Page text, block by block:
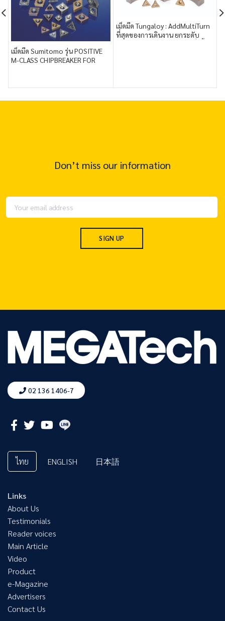
เม็ดมีด Sumitomo รุ่น POSITIVE
M-CLASS CHIPBREAKER FOR
เม็ดมีด Tungaloy : AddMultiTurn
ที่สุดของการเดินงาน ยกระดับ
Don’t miss our information
02 136 1406-7
ไทย ENGLISH 日本語
Links
About Us
Testimonials
Reader voices
Main Article
Video
Product
e-Magazine
Advertisers
Contact Us